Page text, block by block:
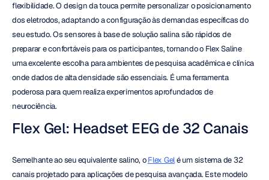
flexibilidade. O design da touca permite personalizar o posicionamento
dos eletrodos, adaptando a configuração às demandas específicas do
seu estudo. Os sensores à base de solução salina são rápidos de
preparar e confortáveis para os participantes, tornando o Flex Saline
uma excelente escolha para ambientes de pesquisa acadêmica e clínica
onde dados de alta densidade são essenciais. É uma ferramenta
poderosa para quem realiza experimentos aprofundados de
neurociência.
Flex Gel: Headset EEG de 32 Canais
Semelhante ao seu equivalente salino, o Flex Gel é um sistema de 32
canais projetado para aplicações de pesquisa avançada. Este modelo